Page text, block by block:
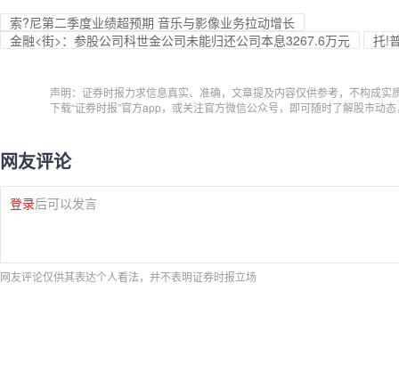
索?尼第二季度业绩超预期 音乐与影像业务拉动增长
金融<街>：参股公司科世金公司未能归还公司本息3267.6万元
托!
声明：证券时报力求信息真实、准确，文章提及内容仅供参考，不构成实
下载“证券时报”官方app，或关注官方微信公众号，即可随时了解股市动
网友评论
登录后可以发言
网友评论仅供其表达个人看法，并不表明证券时报立场